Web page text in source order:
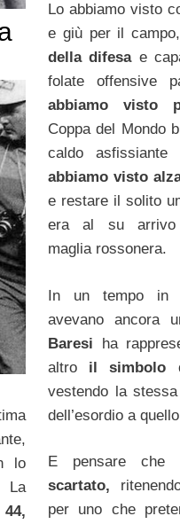
Lo abbiamo visto
e giù per il campo,
della difesa e
folate offensive
abbiamo visto
Coppa del Mondo
caldo asfissiante
abbiamo visto
e restare il solito
era al su arrivo
maglia rossonera.
In un tempo in
avevano ancora
Baresi ha
altro il simbolo
vestendo la
dell’esordio a
E pensare che
scartato,
per uno che
lo
La